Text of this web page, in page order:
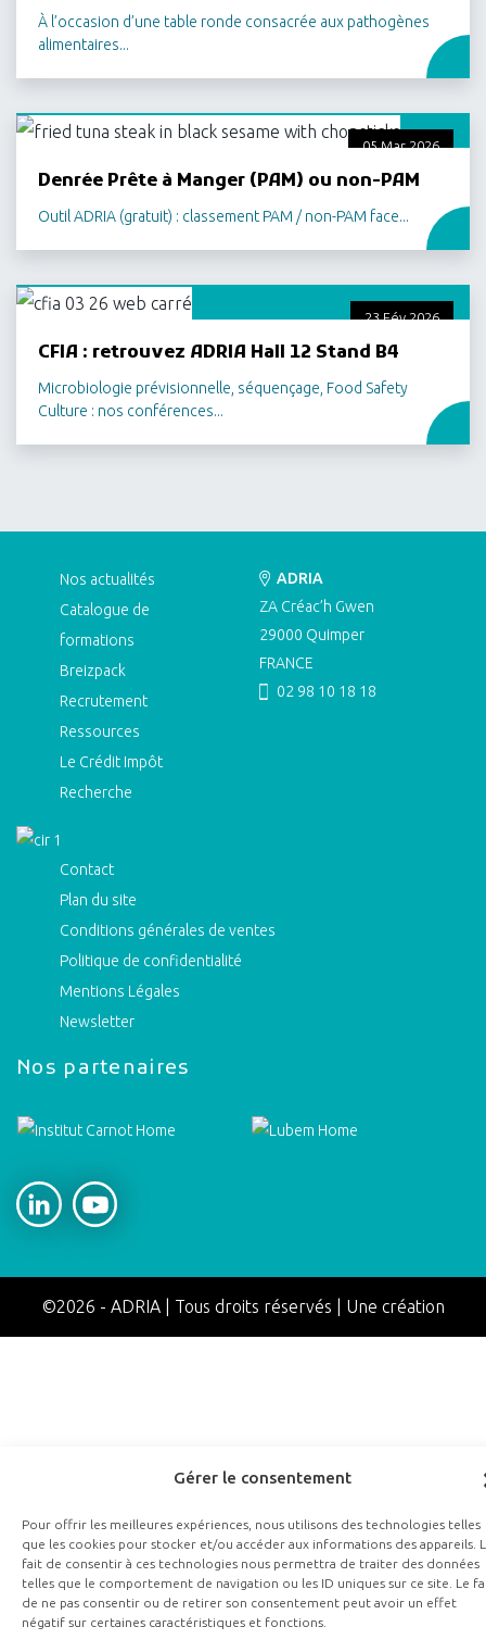
Gérer le consentement
Pour offrir les meilleures expériences, nous utilisons des technologies telles
que les cookies pour stocker et/ou accéder aux informations des appareils.
fait de consentir à ces technologies nous permettra de traiter des données
telles que le comportement de navigation ou les ID uniques sur ce site. Le
de ne pas consentir ou de retirer son consentement peut avoir un effet
négatif sur certaines caractéristiques et fonctions.
À l’occasion d’une table ronde consacrée aux pathogènes
alimentaires...
05 Mar 2026
Denrée Prête à Manger (PAM) ou non-PAM
Outil ADRIA (gratuit) : classement PAM / non-PAM face...
23 Fév 2026
CFIA : retrouvez ADRIA Hall 12 Stand B4
Microbiologie prévisionnelle, séquençage, Food Safety
Culture : nos conférences...
Nos actualités
Catalogue de
formations
Breizpack
Recrutement
Ressources
Le Crédit Impôt
Recherche
ADRIA
ZA Créac’h Gwen
29000 Quimper
FRANCE
02 98 10 18 18
Contact
Plan du site
Conditions générales de ventes
Politique de confidentialité
Mentions Légales
Newsletter
Nos partenaires
Adria social networks
©2026 - ADRIA Tous droits réservés Une création